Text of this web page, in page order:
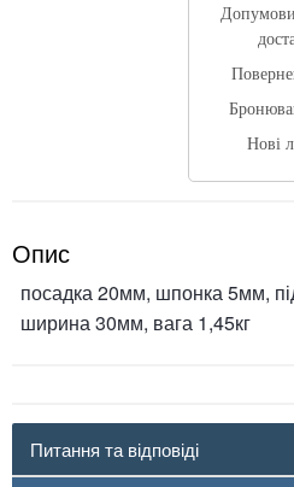
Нові
Опис
посадка 20мм, шпонка 5мм,
ширина 30мм, вага 1,45кг
Питання та відповіді